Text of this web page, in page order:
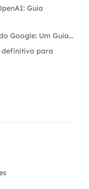
Guia
Google: Um Guia...
definitivo para